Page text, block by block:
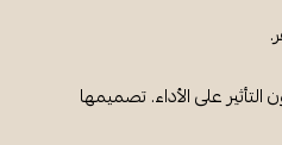
على الأداء. تصميمها